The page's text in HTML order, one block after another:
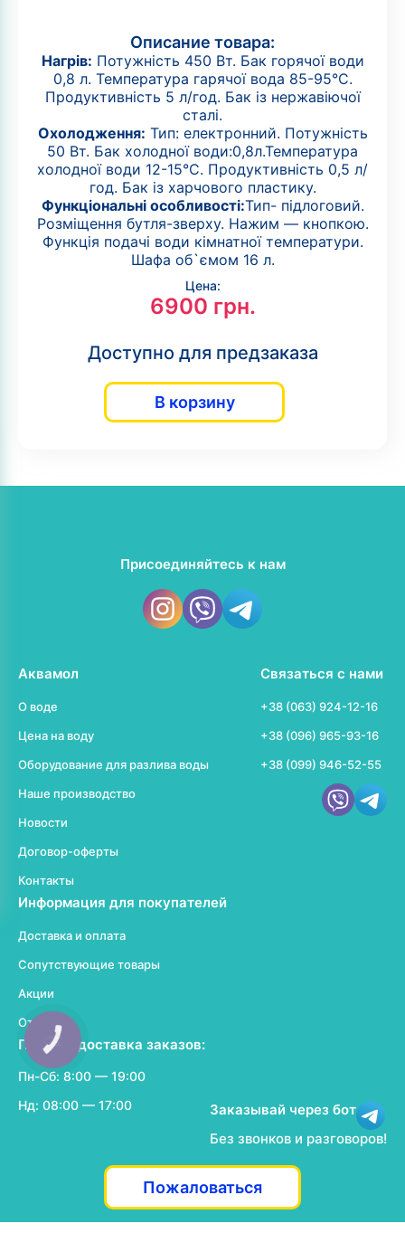
Описание товара:
Нагрів: Потужність 450 Вт. Бак горячої води
0,8 л. Температура гарячої вода 85-95°С.
Продуктивність 5 л/год. Бак із нержавіючої
сталі.
Охолодження: Тип: електронний. Потужність
50 Вт. Бак холодної води:0,8л.Температура
холодної води 12-15°С. Продуктивність 0,5 л/
год. Бак із харчового пластику.
Функціональні особливості:Тип- підлоговий.
Розміщення бутля-зверху. Нажим — кнопкою.
Функція подачі води кімнатної температури.
Шафа об`ємом 16 л.
Цена:
6900 грн.
Доступно для предзаказа
В корзину
Присоединяйтесь к нам
Аквамол
О воде
Цена на воду
Оборудование для разлива воды
Наше производство
Новости
Договор-оферты
Контакты
Информация для покупателей
Доставка и оплата
Сопутствующие товары
Акции
Отзывы
Прием и доставка заказов:
Пн-Сб: 8:00 — 19:00
Нд: 08:00 — 17:00
Заказывай через бот
Без звонков и разговоров!
Связаться с нами
+38 (063) 924-12-16
+38 (096) 965-93-16
+38 (099) 946-52-55
Пожаловаться
КНОПКА
ЗВ'ЯЗКУ